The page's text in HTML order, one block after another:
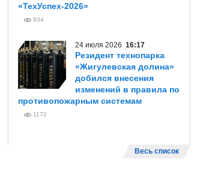
«ТехУспех-2026»
934
24 июля 2026 16:17
Резидент технопарка
«Жигулевская долина»
добился внесения
изменений в правила по
противопожарным системам
1172
Весь список